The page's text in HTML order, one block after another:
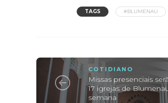
TAGS #BLUMENAU
COTIDIANO
Missas presenciais
17 igrejas de
semana